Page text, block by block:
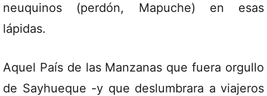
neuquinos (perdón, Mapuche) en esas
lápidas.
Aquel País de las Manzanas que fuera orgullo
de Sayhueque -y que deslumbrara a viajeros